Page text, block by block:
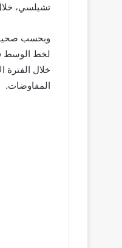
تشيلسي،
وبحسب صحيفة
لخط الوسط
خلال الفترة
المفاوضات.